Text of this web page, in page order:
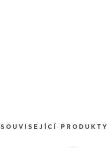
SOUVISEJÍCÍ PRODUKTY